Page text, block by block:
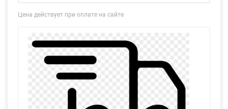
Цена действует при оплате на сайте